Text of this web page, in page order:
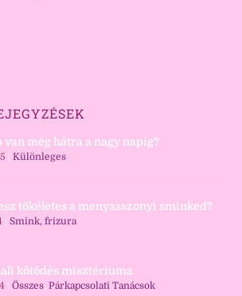
van még hátra a nagy napig?
|Különleges
tökéletes a menyasszonyi sminked?
|Smink, frizura
kötődés misztériuma
|Összes,Párkapcsolati Tanácsok